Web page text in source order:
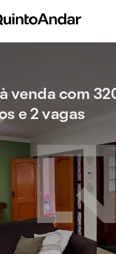
venda com
e 2 vagas